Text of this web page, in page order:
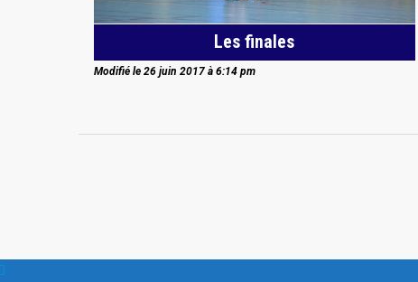
Les finales
Modifié le 26 juin 2017 à 6:14 pm